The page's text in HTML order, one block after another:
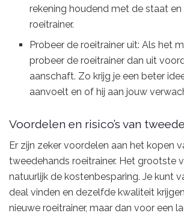
rekening houdend met de staat
roeitrainer.
Probeer de roeitrainer uit: Als het
probeer de roeitrainer dan uit
aanschaft. Zo krijg je een beter
aanvoelt en of hij aan jouw
Voordelen en risico’s van
Er zijn zeker voordelen aan het kopen
tweedehands roeitrainer. Het grootste
natuurlijk de kostenbesparing. Je kunt
deal vinden en dezelfde kwaliteit
nieuwe roeitrainer, maar dan voor een